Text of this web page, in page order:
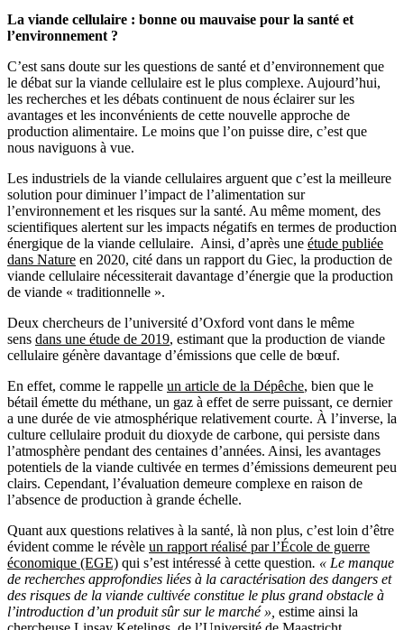
La viande cellulaire : bonne ou mauvaise pour la santé et
l’environnement ?
C’est sans doute sur les questions de santé et d’environnement que
le débat sur la viande cellulaire est le plus complexe. Aujourd’hui,
les recherches et les débats continuent de nous éclairer sur les
avantages et les inconvénients de cette nouvelle approche de
production alimentaire. Le moins que l’on puisse dire, c’est que
nous naviguons à vue.
Les industriels de la viande cellulaires arguent que c’est la meilleure
solution pour diminuer l’impact de l’alimentation sur
l’environnement et les risques sur la santé. Au même moment, des
scientifiques alertent sur les impacts négatifs en termes de production
énergique de la viande cellulaire. Ainsi, d’après une étude publiée
dans Nature en 2020, cité dans un rapport du Giec, la production de
viande cellulaire nécessiterait davantage d’énergie que la production
de viande « traditionnelle ».
Deux chercheurs de l’université d’Oxford vont dans le même
sens dans une étude de 2019, estimant que la production de viande
cellulaire génère davantage d’émissions que celle de bœuf.
En effet, comme le rappelle un article de la Dépêche, bien que le
bétail émette du méthane, un gaz à effet de serre puissant, ce dernier
a une durée de vie atmosphérique relativement courte. À l’inverse, la
culture cellulaire produit du dioxyde de carbone, qui persiste dans
l’atmosphère pendant des centaines d’années. Ainsi, les avantages
potentiels de la viande cultivée en termes d’émissions demeurent peu
clairs. Cependant, l’évaluation demeure complexe en raison de
l’absence de production à grande échelle.
Quant aux questions relatives à la santé, là non plus, c’est loin d’être
évident comme le révèle un rapport réalisé par l’École de guerre
économique (EGE) qui s’est intéressé à cette question. « Le manque
de recherches approfondies liées à la caractérisation des dangers et
des risques de la viande cultivée constitue le plus grand obstacle à
l’introduction d’un produit sûr sur le marché », estime ainsi la